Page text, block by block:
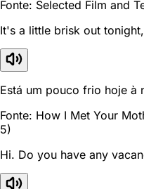
Fonte: Selected Film and
It's a little brisk out
Está um pouco frio hoje à
Fonte: How I Met Your
5)
Hi. Do you have any